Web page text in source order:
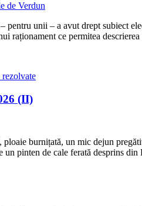
de Verdun
pentru unii – a avut drept subiect
raționament ce permitea
(II)
burnițată, un mic dejun
un pinten de cale ferată desprins